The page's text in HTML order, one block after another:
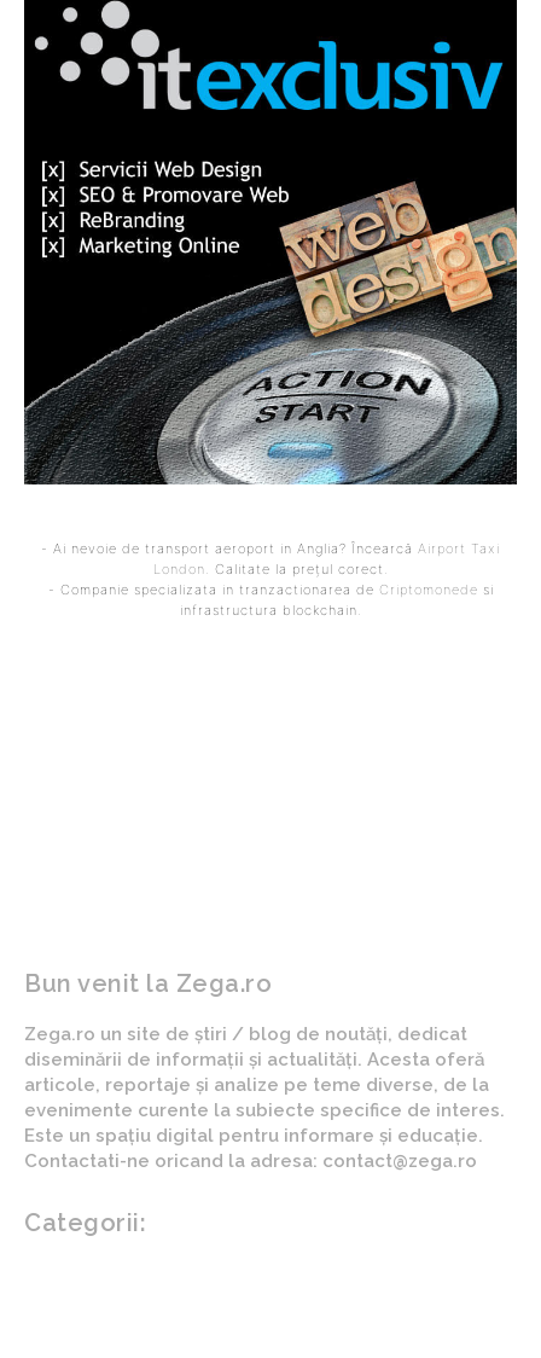
- Ai nevoie de transport aeroport in Anglia? Încearcă Airport Taxi
London . Calitate la prețul corect.
- Companie specializata in tranzactionarea de Criptomonede si
infrastructura blockchain.
Bun venit la Zega.ro
Zega.ro un site de știri / blog de noutăți, dedicat
diseminării de informații și actualități. Acesta oferă
articole, reportaje și analize pe teme diverse, de la
evenimente curente la subiecte specifice de interes.
Este un spațiu digital pentru informare și educație.
Contactati-ne oricand la adresa: contact@zega.ro
Categorii: